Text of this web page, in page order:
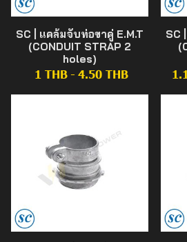
SC | แคล้มจับท่อขาคู่ E.M.T
(CONDUIT STRAP 2
holes)
1 THB - 4.50 THB
SC